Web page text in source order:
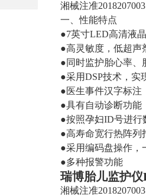
湘械注准
一、性能特点
●7英寸LED高清液
●高灵敏度，低超声
●同时监护胎心率、
●采用DSP技术，实
●医生事件汉字标注
●具有自动诊断功能
●按照孕妇ID号进行
●高寿命宽行热阵列
●采用编码盘操作，
●多种报警功能
瑞博胎儿监护仪
湘械注准